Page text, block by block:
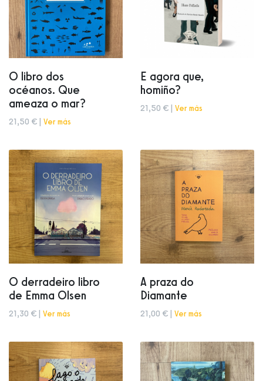
O libro dos
océanos. Que
ameaza o mar?
21,50 € | Ver más
E agora que,
homiño?
21,50 € | Ver más
O derradeiro libro
de Emma Olsen
21,30 € | Ver más
A praza do
Diamante
21,00 € | Ver más